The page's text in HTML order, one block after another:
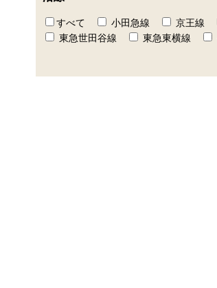
すべて 小田急線 京王線
東急世田谷線
東急東横線